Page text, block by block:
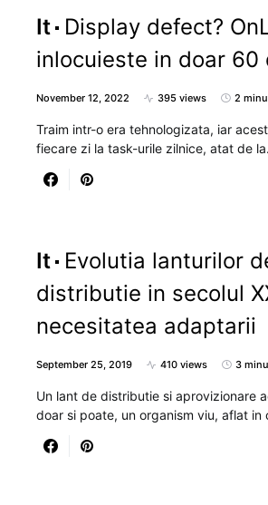
It
Display defect?
inlocuieste in doar 60
November 12, 2022 395 views 2
Traim intr-o era tehnologizata, iar
fiecare zi la task-urile zilnice, atat de
It
Evolutia lanturilor
distributie in secolul
necesitatea adaptarii
September 25, 2019 410 views 3
Un lant de distributie si aprovizionare
doar si poate, un organism viu, aflat in